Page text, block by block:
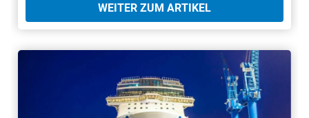
WEITER ZUM ARTIKEL